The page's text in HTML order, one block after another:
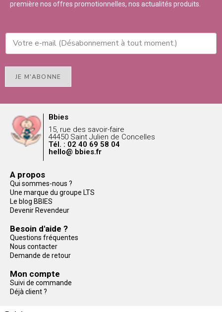
première nos offres promotionnelles, nos actualités produits.
JE M'ABONNE
Bbies
15, rue des savoir-faire
44450 Saint Julien de Concelles
Tél. : 02 40 69 58 04
hello@ bbies.fr
A propos
Qui sommes-nous ?
Une marque du groupe LTS
Le blog BBIES
Devenir Revendeur
Besoin d'aide ?
Questions fréquentes
Nous contacter
Demande de retour
Mon compte
Suivi de commande
Déjà client ?